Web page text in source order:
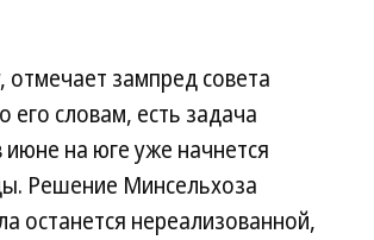
зампред совета
словам, есть задача
на юге уже начнется
Решение Минсельхоза
останется нереализованной,